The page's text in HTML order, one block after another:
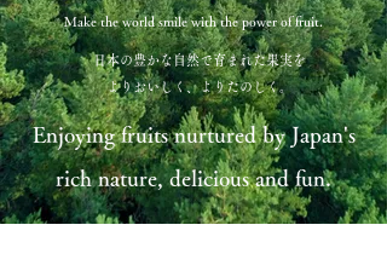
Make the world smile with the power of fruit.
日本の豊かな自然で育まれた果実を
​よりおいしく、よりたのしく。
Enjoying fruits nurtured by Japan's
rich nature, delicious and fun.